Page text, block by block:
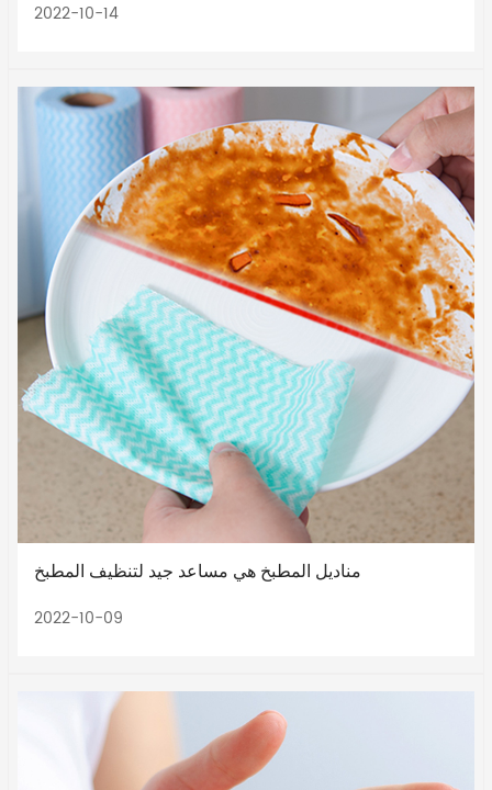
2022-10-14
مناديل المطبخ هي مساعد جيد لتنظيف المطبخ
2022-10-09